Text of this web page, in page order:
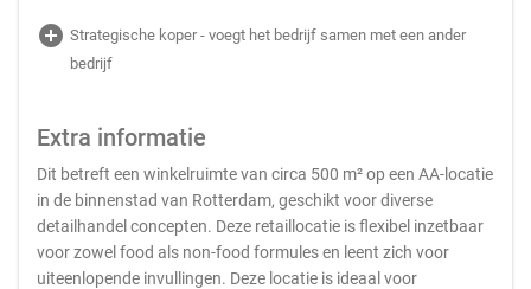
add_circle Strategische koper - voegt het bedrijf samen met een ander
bedrijf
Extra informatie
Dit betreft een winkelruimte van circa 500 m² op een AA-locatie
in de binnenstad van Rotterdam, geschikt voor diverse
detailhandel concepten. Deze retaillocatie is flexibel inzetbaar
voor zowel food als non-food formules en leent zich voor
uiteenlopende invullingen. Deze locatie is ideaal voor